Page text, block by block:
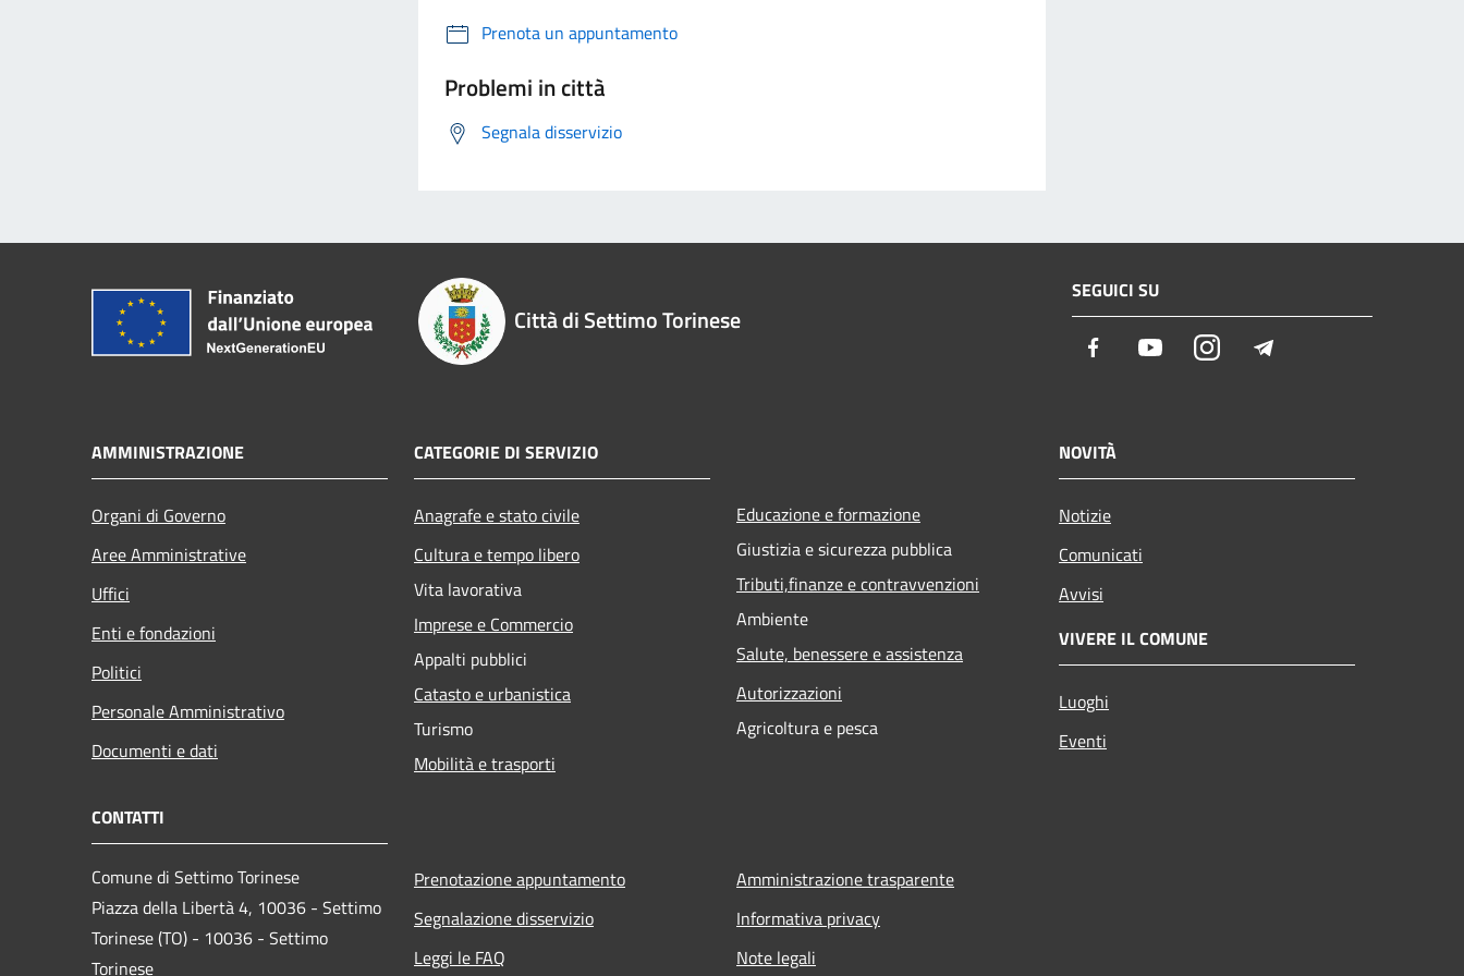
Prenota un appuntamento
Problemi in città
Segnala disservizio
Città di Settimo Torinese
SEGUICI SU
Facebook YoutubeInstagram
AMMINISTRAZIONE
Organi di Governo
Aree Amministrative
Uffici
Enti e fondazioni
Politici
Personale Amministrativo
Documenti e dati
CATEGORIE DI SERVIZIO
Anagrafe e stato civile
Cultura e tempo libero
Vita lavorativa
Imprese e Commercio
Appalti pubblici
Catasto e urbanistica
Turismo
Mobilità e trasporti
Educazione e formazione
Giustizia e sicurezza pubblica
Tributi,finanze e contravvenzioni
Ambiente
Salute, benessere e assistenza
Autorizzazioni
Agricoltura e pesca
NOVITÀ
Notizie
Comunicati
Avvisi
VIVERE IL COMUNE
Luoghi
Eventi
CONTATTI
Comune di Settimo Torinese
Piazza della Libertà 4, 10036 - Settimo
Torinese (TO) - 10036 - Settimo
Torinese
Prenotazione appuntamento
Segnalazione disservizio
Leggi le FAQ
Amministrazione trasparente
Informativa privacy
Note legali